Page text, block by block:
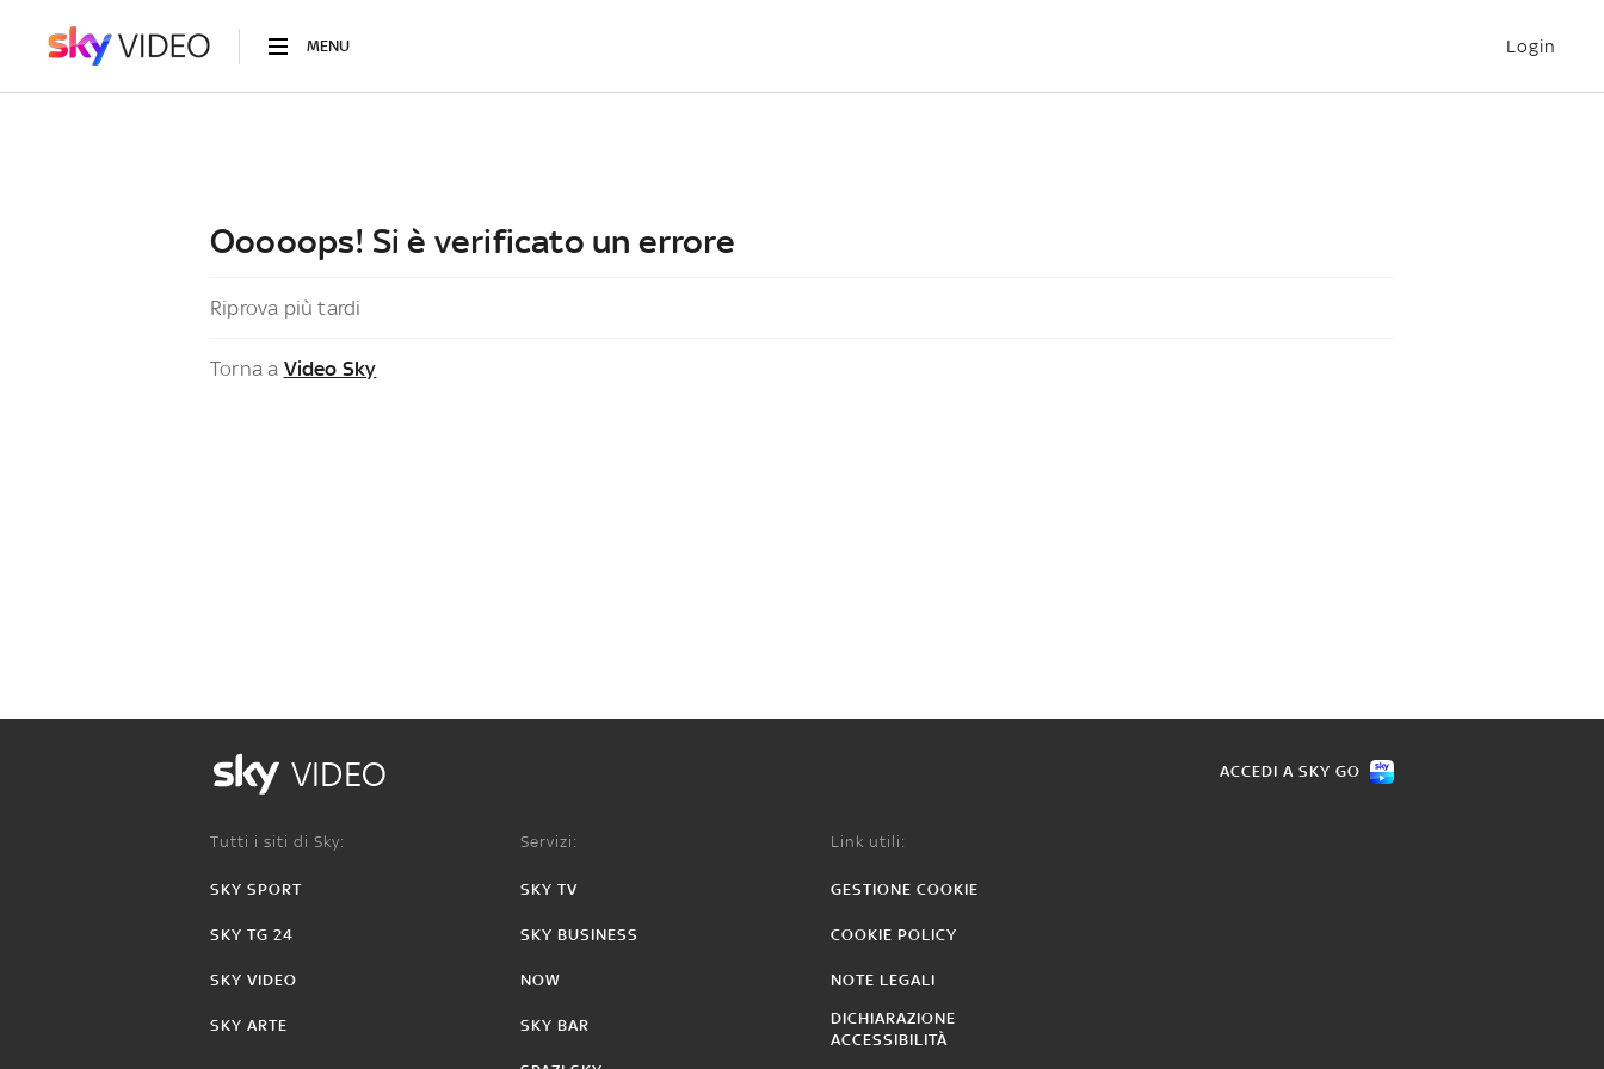
MENU Login
Ooooops! Si è verificato un errore
Riprova più tardi
Torna a Video Sky
VIDEO ACCEDI A SKY GO
Tutti i siti di Sky:
SKY SPORT
SKY TG 24
SKY VIDEO
SKY ARTE
Servizi:
SKY TV
SKY BUSINESS
NOW
SKY BAR
Link utili:
GESTIONE COOKIE
COOKIE POLICY
NOTE LEGALI
DICHIARAZIONE
ACCESSIBILITÀ